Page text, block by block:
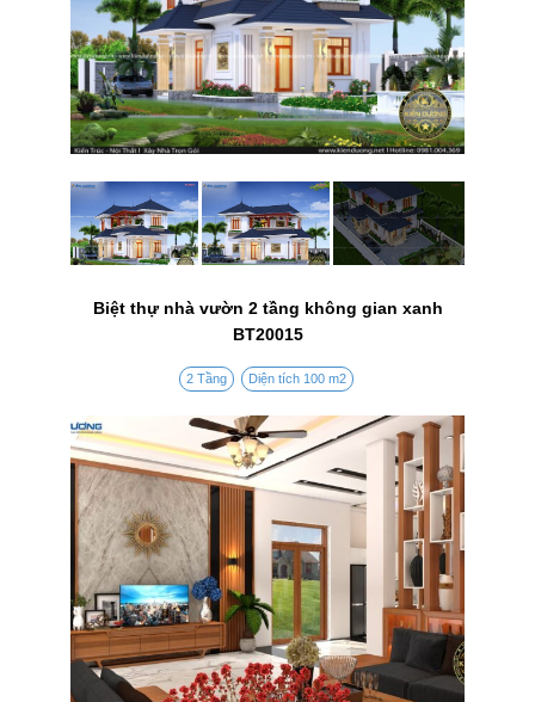
Biệt thự nhà vườn 2 tầng không gian xanh
BT20015
2 Tầng Diện tích 100 m2